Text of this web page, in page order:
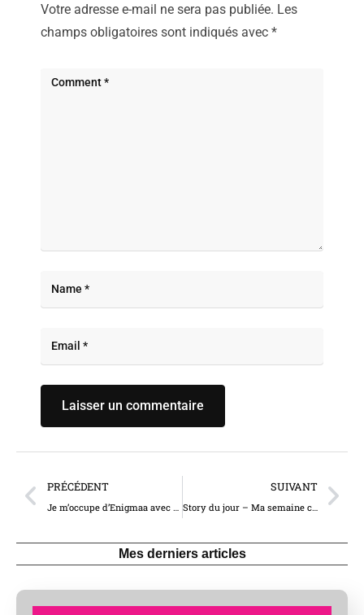
Votre adresse e-mail ne sera pas publiée. Les
champs obligatoires sont indiqués avec *
PRÉCÉDENT
Je m’occupe d’Enigmaa avec des gros toys et ma main (5153)
SUIVANT
Story du jour – Ma semaine commence bien (10354)
Mes derniers articles